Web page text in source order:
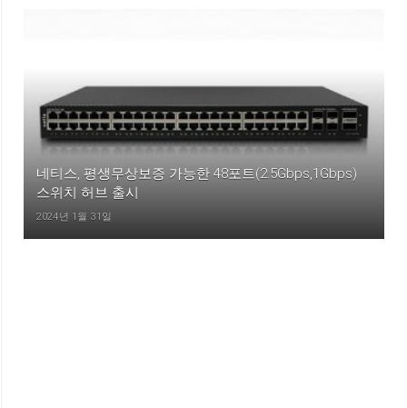
네티스, 평생무상보증 가능한 48포트(2.5Gbps,1Gbps)
스위치 허브 출시
2024년 1월 31일